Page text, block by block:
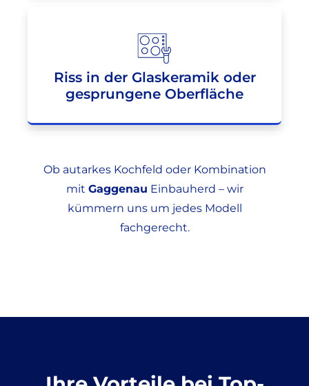
Riss in der Glaskeramik oder
gesprungene Oberfläche
Ob autarkes Kochfeld oder Kombination
mit Gaggenau Einbauherd – wir
kümmern uns um jedes Modell
fachgerecht.